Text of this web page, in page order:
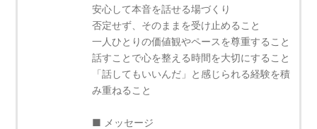
安心して本音を話せる場づくり
否定せず、そのままを受け止めること
一人ひとりの価値観やペースを尊重すること
話すことで心を整える時間を大切にすること
「話してもいいんだ」と感じられる経験を積
み重ねること
■ メッセージ